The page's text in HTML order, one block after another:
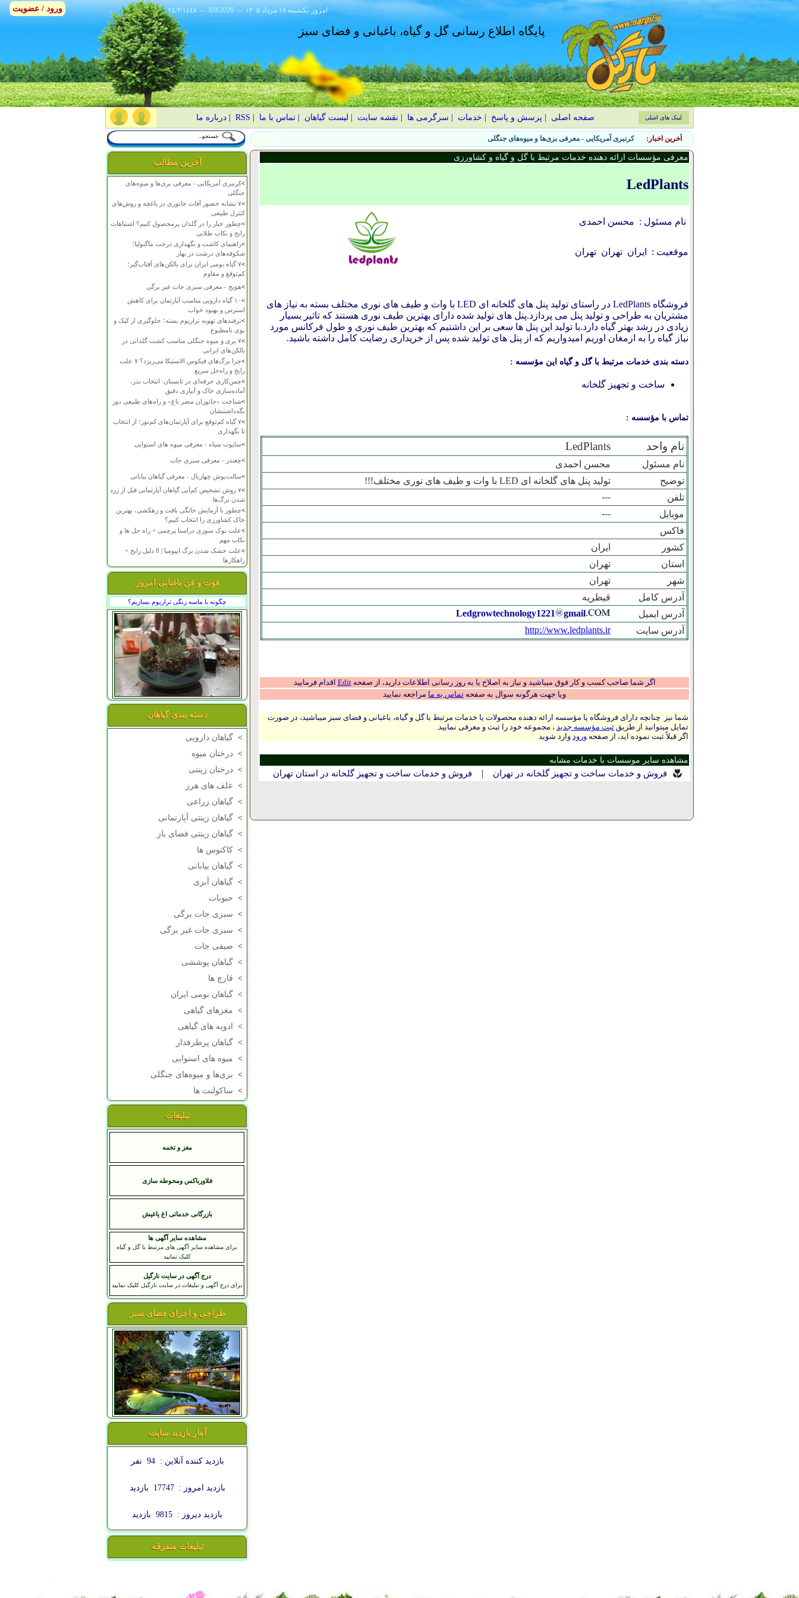
٢٤/٢/١٤٤٨ --- 8/9/2026 --- ۱۴۰۵ يکشنبه ۱۸ مرداد امروز
پایگاه اطلاع رسانی گل و گیاه، باغبانی و فضای سبز
صفحه اصلی پرسش و پاسخ خدمات سرگرمی ها نقشه سایت لیست گیاهان |تماس با ما RSS
|درباره ما لینک های اصلی
آخرین اخبار: ۷ نشانه حضور آفات جانوری در باغچه و روش‌های کنترل طبیعی
آخرین مطالب
>کرنبری آمریکایی - معرفی بری‌ها و میوه‌های
جنگلی
>
۷ نشانه حضور آفات جانوری در باغچه و روش‌های
کنترل طبیعی
>چطور خیار را در گلدان پرمحصول کنیم؟ اشتباهات
رایج و نکات طلایی
>راهنمای کاشت و نگهداری درخت ماگنولیا؛
شکوفه‌های درشت در بهار
>
۷ گیاه بومی ایران برای بالکن‌های آفتاب‌گیر؛
کم‌توقع و مقاوم
>هویج - معرفی سبزی جات غیر برگی
>
۱۰ گیاه دارویی مناسب آپارتمان برای کاهش
استرس و بهبود خواب
>ترفندهای تهویه تراریوم بسته؛ جلوگیری از کپک و
بوی نامطبوع
>
۷ بری و میوه جنگلی مناسب کشت گلدانی در
بالکن‌های ایرانی
>
چرا برگ‌های فیکوس الاستیکا می‌ریزد؟ ۷ علت
رایج و راه‌حل سریع
>چمن‌کاری حرفه‌ای در تابستان: انتخاب بذر،
آماده‌سازی خاک و آبیاری دقیق
>شناخت «جانوران مضر باغ» و راه‌های طبیعی دور
نگه‌داشتنشان
>
۷ گیاه کم‌توقع برای آپارتمان‌های کم‌نور؛ از انتخاب
تا نگهداری
>ساپوت سیاه - معرفی میوه های استوایی
>چغندر - معرفی سبزی جات
>سالت‌بوش چهاربال - معرفی گیاهان بیابانی
>
۷ روش تشخیص کم‌آبی گیاهان آپارتمانی قبل از زرد
شدن برگ‌ها
>چطور با آزمایش خانگی بافت و زهکشی، بهترین
خاک کشاورزی را انتخاب کنیم؟
>علت نوک سوزی دراسنا پرچمی + راه حل ها و
نکات مهم
>
علت خشک شدن برگ ایپومیا | 8 دلیل رایج +
راهکارها
فوت و فن باغبانی امروز
چگونه با ماسه رنگی تراریوم بسازیم؟
دسته بندی گیاهان
> گیاهان دارویی
> درختان میوه
> درختان زینتی
> علف های هرز
> گیاهان زراعی
> گیاهان زینتی آپارتمانی
> گیاهان زینتی فضای باز
> کاکتوس ها
> گیاهان بیابانی
> گیاهان آبزی
> حبوبات
> سبزی جات برگی
> سبزی جات غیر برگی
> صیفی جات
> گیاهان پوششی
> قارچ ها
> گیاهان بومی ایران
> مغزهای گیاهی
>
ادویه های گیاهی
> گیاهان پرطرفدار
> میوه های استوایی
> بری‌ها و میوه‌های جنگلی
> ساکولنت ها
تبلیغات
مغز و تخمه
فلاورباکس ومحوطه سازی
بازرگانی خدماتی اغ یاغیش
مشاهده سایر آگهی ها
برای مشاهده سایر آگهی های مرتبط با گل و گیاه
کلیک نمایید
درج آگهی در سایت نارگیل
برای درج آگهی و تبلیغات در سایت نارگیل کلیک نمایید
طراحی و اجرای فضای سبز
آمار بازدید سایت
بازدید کننده آنلاین : 94 نفر
بازدید امروز : 17747 بازدید
بازدید دیروز : 9815 بازدید
تبلیغات متفرقه
معرفی مؤسسات ارائه دهنده خدمات مرتبط با گل و گیاه و کشاورزی
LedPlants
نام مسئول : محسن احمدی
موقعیت : ایران تهران تهران
فروشگاه LedPlants در راستای تولید پنل های گلخانه ای LED با وات و طیف های نوری مختلف بسته به نیاز های
مشتریان به طراحی و تولید پنل می پردازد.پنل های تولید شده دارای بهترین طیف نوری هستند که تاثیر بسیار
زیادی در رشد بهتر گیاه دارد.با تولید این پنل ها سعی بر این داشتیم که بهترین طیف نوری و طول فرکانس مورد
نیاز گیاه را به ارمغان اوریم امیدواریم که از پنل های تولید شده پس از خریداری رضایت کامل داشته باشید.
دسته بندی خدمات مرتبط با گل و گیاه این مؤسسه :
ساخت و تجهیز گلخانه‌
تماس با مؤسسه :
نام واحد LedPlants
نام مسئول
محسن احمدی
توضیح
تولید پنل های گلخانه ای LED با وات و طیف های نوری مختلف!!!
تلفن
---
موبایل
---
فاکس
کشور
ایران
استان
تهران
شهر
تهران
آدرس کامل
قیطریه
آدرس ایمیل
Ledgrowtechnology1221
gmail
آدرس سایت
http://www.ledplants.ir
اگر شما صاحب کسب و کار فوق میباشید و نیاز به اصلاح یا به روز رسانی اطلاعات دارید، از صفحهEdit اقدام فرمایید
ویا جهت هرگونه سوال به صفحه تماس به ما مراجعه نمایید
شما نیز چنانچه دارای فروشگاه یا مؤسسه ارائه دهنده محصولات یا خدمات مرتبط با گل و گیاه، باغبانی و فضای سبز میباشید، در صورت
تمایل میتوانید از طریق ثبت مؤسسه جدید ، مجموعه خود را ثبت و معرفی نمایید.
اگر قبلاً ثبت نموده اید، از صفحه ورود وارد شوید
مشاهده سایر موسسات با خدمات مشابه
فروش و خدمات ساخت و تجهیز گلخانه‌ در تهران | فروش و خدمات ساخت و تجهیز گلخانه‌ در استان تهران
ورود / عضویت